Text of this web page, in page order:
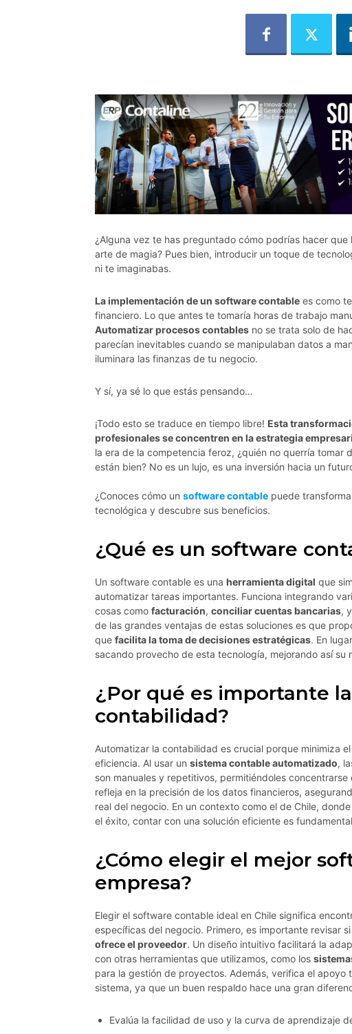
¿Alguna vez te has preguntado cómo podrías hacer
arte de magia? Pues bien, introducir un toque de
ni te imaginabas.
La implementación de un software contable es como
financiero. Lo que antes te tomaría horas de trabajo
Automatizar procesos contables no se trata solo de
parecían inevitables cuando se manipulaban datos a
iluminara las finanzas de tu negocio.
Y sí, ya sé lo que estás pensando…
¡Todo esto se traduce en tiempo libre! Esta
profesionales se concentren en la estrategia
la era de la competencia feroz, ¿quién no querría tomar
están bien? No es un lujo, es una inversión hacia un
¿Conoces cómo un software contable puede
tecnológica y descubre sus beneficios.
¿Qué es un software
Un software contable es una herramienta digital que
automatizar tareas importantes. Funciona integrando
cosas como facturación, conciliar cuentas bancarias,
de las grandes ventajas de estas soluciones es que
que facilita la toma de decisiones estratégicas. En
sacando provecho de esta tecnología, mejorando así
¿Por qué es importante
contabilidad?
Automatizar la contabilidad es crucial porque minimiza
eficiencia. Al usar un sistema contable automatizado,
son manuales y repetitivos, permitiéndoles concentrarse
refleja en la precisión de los datos financieros,
real del negocio. En un contexto como el de Chile,
el éxito, contar con una solución eficiente es
¿Cómo elegir el mejor
empresa?
Elegir el software contable ideal en Chile significa
específicas del negocio. Primero, es importante revisar
ofrece el proveedor. Un diseño intuitivo facilitará la
con otras herramientas que utilizamos, como los
para la gestión de proyectos. Además, verifica el
sistema, ya que un buen respaldo hace una gran
Evalúa la facilidad de uso y la curva de aprendizaje